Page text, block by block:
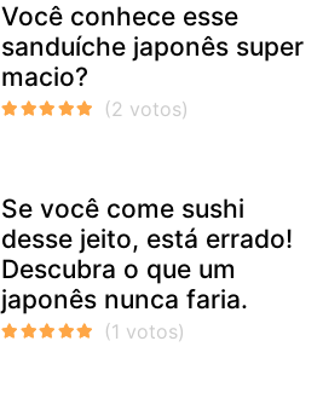
Você conhece esse
sanduíche japonês super
macio?
Se você come sushi
desse jeito, está errado!
Descubra o que um
japonês nunca faria.